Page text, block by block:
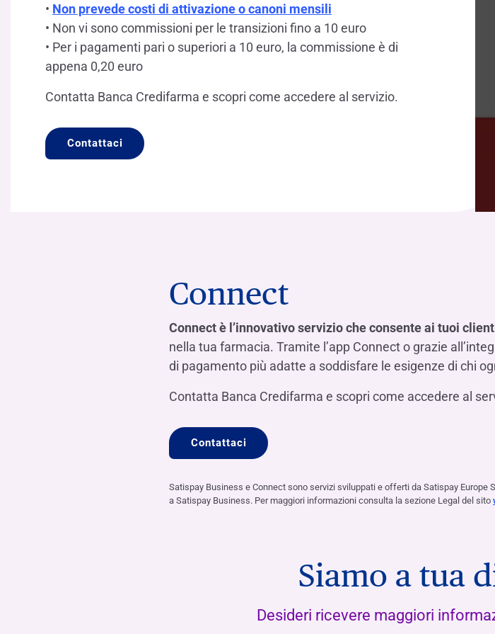
• Non prevede costi di attivazione o canoni mensili
• Non vi sono commissioni per le transizioni fino a 10 euro
• Per i pagamenti pari o superiori a 10 euro, la commissione è di
appena 0,20 euro
Contatta Banca Credifarma e scopri come accedere al servizio.
Contattaci
Connect
Connect è l’innovativo servizio che consente ai tuoi
nella tua farmacia. Tramite l’app Connect o grazie
di pagamento più adatte a soddisfare le esigenze di chi
Contatta Banca Credifarma e scopri come accedere al
Contattaci
Satispay Business e Connect sono servizi sviluppati e offerti da Satispay
a Satispay Business. Per maggiori informazioni consulta la sezione Legal del sito
Siamo a tua
Desideri ricevere maggiori